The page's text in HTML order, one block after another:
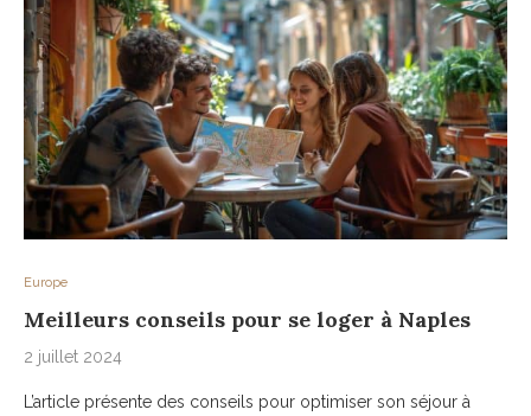
Europe
Meilleurs conseils pour se loger à Naples
2 juillet 2024
L’article présente des conseils pour optimiser son séjour à